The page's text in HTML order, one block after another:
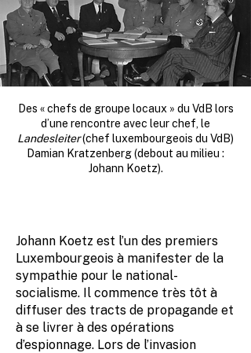
Des « chefs de groupe locaux » du VdB lors
d’une rencontre avec leur chef, le
Landesleiter(chef luxembourgeois du VdB)
Damian Kratzenberg (debout au milieu :
Johann Koetz).
Johann Koetz est l’un des premiers
Luxembourgeois à manifester de la
sympathie pour le national-
socialisme. Il commence très tôt à
diffuser des tracts de propagande et
à se livrer à des opérations
d’espionnage. Lors de l’invasion